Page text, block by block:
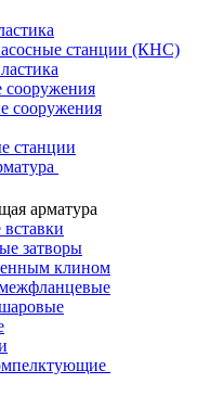
станции (КНС)
сооружения
станции
арматура
затворы
клином